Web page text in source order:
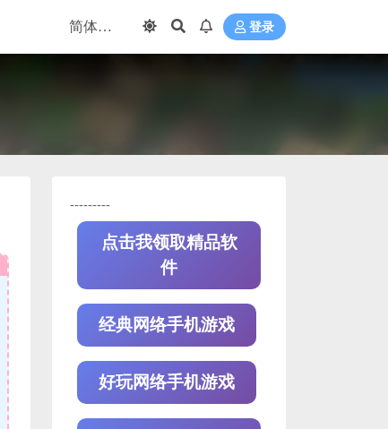
登录
---------
点击我领取精品软
件
经典网络手机游戏
好玩网络手机游戏